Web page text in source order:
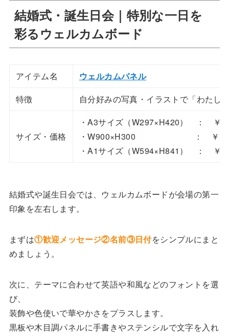
結婚式・誕生日会｜特別な一日を
彩るウェルカムボード
アイテム名
ウェルカムパネル
特徴
自分好みの写真・イラストで「わたし
サイズ・価格
・A3サイズ（W297×H420） ： ￥
・W900×H300 ： ￥
・A1サイズ（W594×H841） ：
結婚式や誕生日会では、ウェルカムボードが会場の第一
印象を左右します。
まずは①歓迎メッセージ②名前③日付をシンプルにまと
めましょう。
次に、テーマに合わせて英語や和風などのフォントを選
び、
装飾や色使いで華やかさをプラスします。
黒板や木目調パネルに手書きやステンシルで文字を入れ